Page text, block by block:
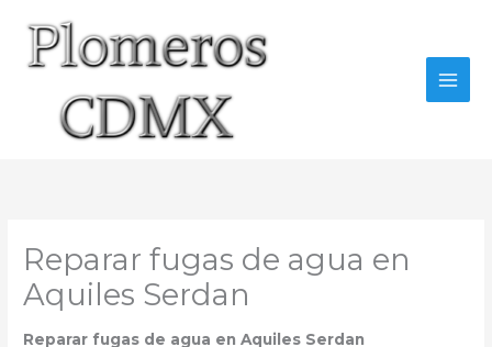
contenido
Reparar fugas de agua en
Aquiles Serdan
Reparar fugas de agua en Aquiles Serdan